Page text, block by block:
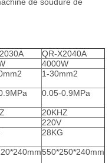
de soudure de
QR-X2040A
4000W
1-30mm2
0.05-0.9MPa
20KHZ
220V
28KG
550*250*240mm